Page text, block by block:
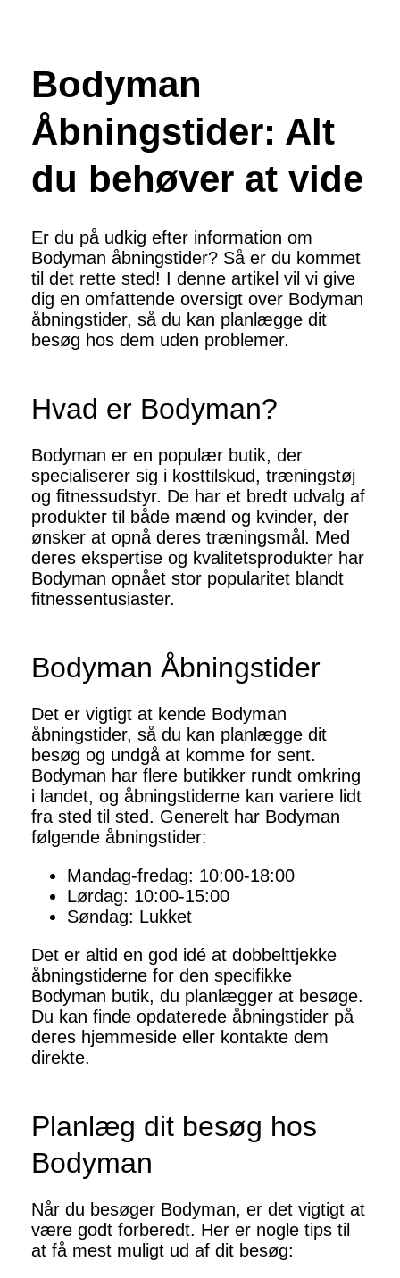
Bodyman
Åbningstider: Alt
du behøver at vide
Er du på udkig efter information om
Bodyman åbningstider? Så er du kommet
til det rette sted! I denne artikel vil vi give
dig en omfattende oversigt over Bodyman
åbningstider, så du kan planlægge dit
besøg hos dem uden problemer.
Hvad er Bodyman?
Bodyman er en populær butik, der
specialiserer sig i kosttilskud, træningstøj
og fitnessudstyr. De har et bredt udvalg af
produkter til både mænd og kvinder, der
ønsker at opnå deres træningsmål. Med
deres ekspertise og kvalitetsprodukter har
Bodyman opnået stor popularitet blandt
fitnessentusiaster.
Bodyman Åbningstider
Det er vigtigt at kende Bodyman
åbningstider, så du kan planlægge dit
besøg og undgå at komme for sent.
Bodyman har flere butikker rundt omkring
i landet, og åbningstiderne kan variere lidt
fra sted til sted. Generelt har Bodyman
følgende åbningstider:
Mandag-fredag: 10:00-18:00
Lørdag: 10:00-15:00
Søndag: Lukket
Det er altid en god idé at dobbelttjekke
åbningstiderne for den specifikke
Bodyman butik, du planlægger at besøge.
Du kan finde opdaterede åbningstider på
deres hjemmeside eller kontakte dem
direkte.
Planlæg dit besøg hos
Bodyman
Når du besøger Bodyman, er det vigtigt at
være godt forberedt. Her er nogle tips til
at få mest muligt ud af dit besøg: